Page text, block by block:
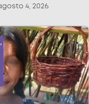
4, 2026
,